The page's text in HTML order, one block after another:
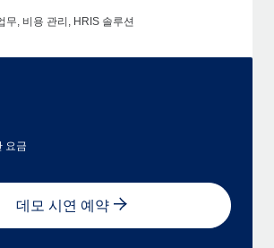
무, 비용 관리, HRIS 솔루션
요금
데모 시연 예약